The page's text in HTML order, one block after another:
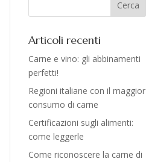
Articoli recenti
Carne e vino: gli abbinamenti
perfetti!
Regioni italiane con il maggior
consumo di carne
Certificazioni sugli alimenti:
come leggerle
Come riconoscere la carne di